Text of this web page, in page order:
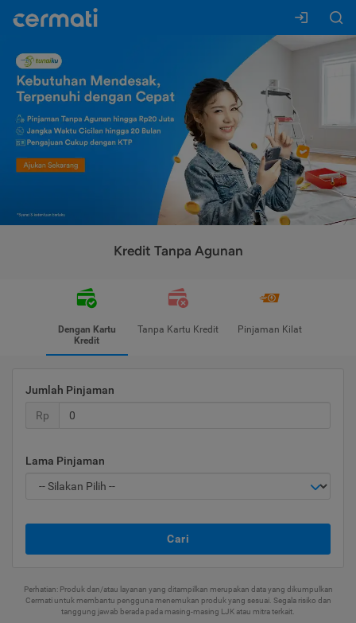
Kredit Tanpa Agunan
Dengan Kartu
Kredit
Tanpa Kartu Kredit Pinjaman Kilat
Jumlah Pinjaman
Rp
Lama Pinjaman
Cari
Perhatian: Produk dan/atau layanan yang ditampilkan merupakan data yang dikumpulkan
Cermati untuk membantu pengguna menemukan produk yang sesuai. Segala risiko dan
tanggung jawab berada pada masing-masing LJK atau mitra terkait.